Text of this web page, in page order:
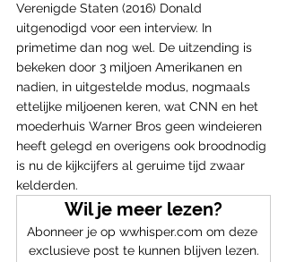
Verenigde Staten (2016) Donald
uitgenodigd voor een interview. In
primetime dan nog wel. De uitzending is
bekeken door 3 miljoen Amerikanen en
nadien, in uitgestelde modus, nogmaals
ettelijke miljoenen keren, wat CNN en het
moederhuis Warner Bros geen windeieren
heeft gelegd en overigens ook broodnodig
is nu de kijkcijfers al geruime tijd zwaar
kelderden.
Wil je meer lezen?
Abonneer je op wwhisper.com om deze
exclusieve post te kunnen blijven lezen.